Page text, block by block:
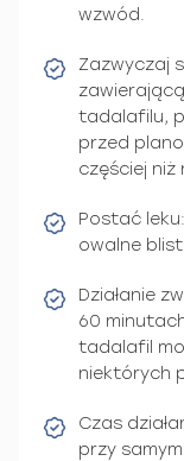
wzwód.
Zazwyczaj
tadalafilu,
przed
częściej niż
Postać
owalne
Działanie
60
tadalafil
niektórych
Czas
przy